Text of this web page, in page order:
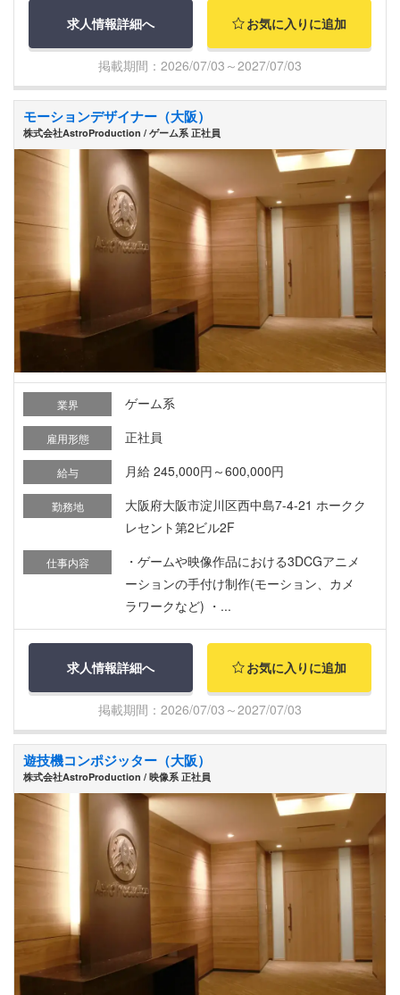
求人情報詳細へ お気に入りに追加
掲載期間：2026/07/03～2027/07/03
モーションデザイナー（大阪）
株式会社AstroProduction / ゲーム系 正社員
業界 ゲーム系
雇用形態 正社員
給与 月給 245,000円～600,000円
勤務地
大阪府大阪市淀川区西中島7-4-21 ホークク
レセント第2ビル2F
仕事内容
・ゲームや映像作品における3DCGアニメ
ーションの手付け制作(モーション、カメ
ラワークなど) ・...
求人情報詳細へ お気に入りに追加
掲載期間：2026/07/03～2027/07/03
遊技機コンポジッター（大阪）
株式会社AstroProduction / 映像系 正社員